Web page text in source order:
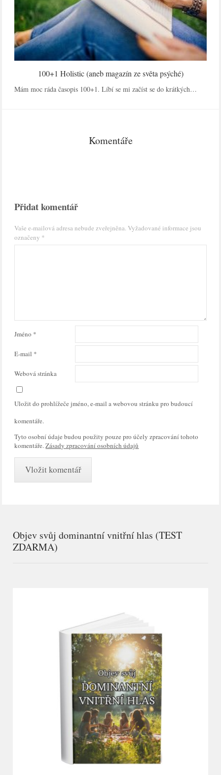
100+1 Holistic (aneb magazín ze světa psýché)
Mám moc ráda časopis 100+1. Líbí se mi začíst se do krátkých…
Komentáře
Přidat komentář
Vaše e-mailová adresa nebude zveřejněna. Vyžadované informace jsou
označeny *
Jméno *
E-mail *
Webová stránka
Uložit do prohlížeče jméno, e-mail a webovou stránku pro budoucí
komentáře.
Tyto osobní údaje budou použity pouze pro účely zpracování tohoto
komentáře.Zásady zpracování osobních údajů
Objev svůj dominantní vnitřní hlas (TEST
ZDARMA)